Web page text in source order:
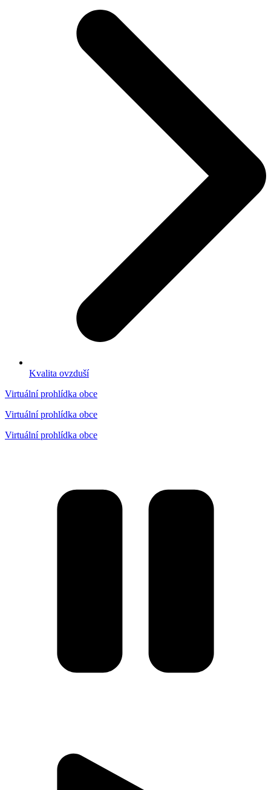
Kvalita ovzduší
Virtuální prohlídka obce
Virtuální prohlídka obce
Virtuální prohlídka obce